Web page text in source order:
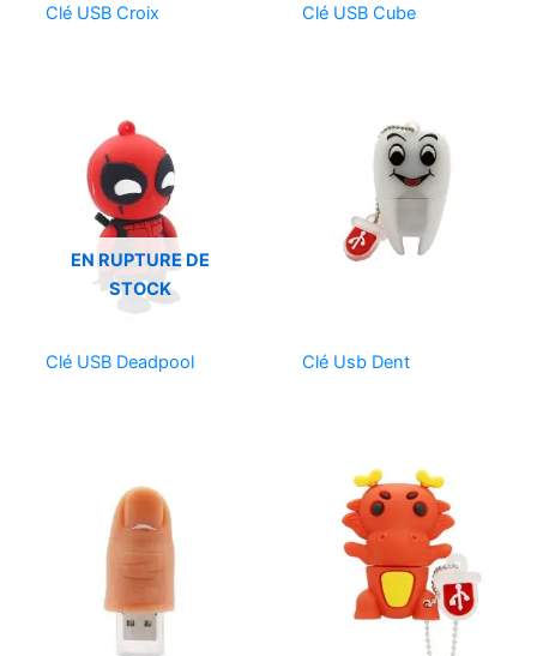
Clé USB Croix Clé USB Cube
EN RUPTURE DE
STOCK
Clé USB Deadpool Clé Usb Dent